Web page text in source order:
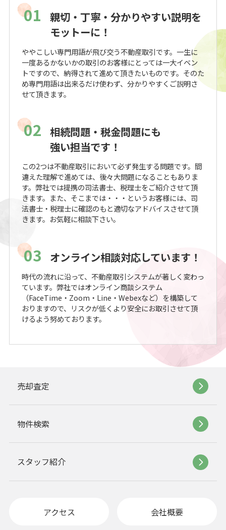
01
親切・丁寧・分かりやすい説明を
モットーに！
ややこしい専門用語が飛び交う不動産取引です。一生に
一度あるかないかの取引のお客様にとっては一大イベン
トですので、納得されて進めて頂きたいものです。そのた
め専門用語は出来るだけ使わず、分かりやすくご説明さ
せて頂きます。
02 相続問題・税金問題にも
強い担当です！
この2つは不動産取引において必ず発生する問題です。間
違えた理解で進めては、後々大問題になることもありま
す。弊社では提携の司法書士、税理士をご紹介させて頂
きます。また、そこまでは・・・というお客様には、司
法書士・税理士に確認のもと適切なアドバイスさせて頂
きます。お気軽に相談下さい。
03 オンライン相談対応しています！
時代の流れに沿って、不動産取引システムが著しく変わっ
ています。弊社ではオンライン商談システム
（FaceTime・Zoom・Line・Webexなど）を構築して
おりますので、リスクが低くより安全にお取引させて頂
けるよう努めております。
売却査定
物件検索
スタッフ紹介
アクセス 会社概要